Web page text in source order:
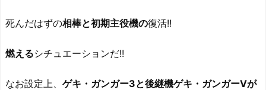
死んだはずの相棒と初期主役機の復活!!
燃えるシチュエーションだ!!
なお設定上、 ゲキ・ガンガー3と後継機ゲキ・ガンガーVが